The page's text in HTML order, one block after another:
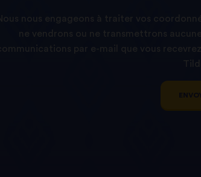
Nous nous engageons à traiter vos
ne vendrons ou ne transmettrons
communications par e-mail que vous